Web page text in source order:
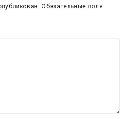
Обязательные поля